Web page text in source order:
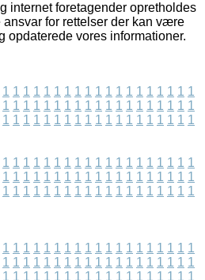
internet foretagender opretholdes
ansvar for rettelser der kan være
opdaterede vores informationer.
1 1 1 1 1 1 1 1 1 1 1 1 1 1 1 1 1 1 1
1 1 1 1 1 1 1 1 1 1 1 1 1 1 1 1 1 1 1
1 1 1 1 1 1 1 1 1 1 1 1 1 1 1 1 1 1 1
1 1 1 1 1 1 1 1 1 1 1 1 1 1 1 1 1 1 1
1 1 1 1 1 1 1 1 1 1 1 1 1 1 1 1 1 1 1
1 1 1 1 1 1 1 1 1 1 1 1 1 1 1 1 1 1 1
1 1 1 1 1 1 1 1 1 1 1 1 1 1 1 1 1 1 1
1 1 1 1 1 1 1 1 1 1 1 1 1 1 1 1 1 1 1
1 1 1 1 1 1 1 1 1 1 1 1 1 1 1 1 1 1 1